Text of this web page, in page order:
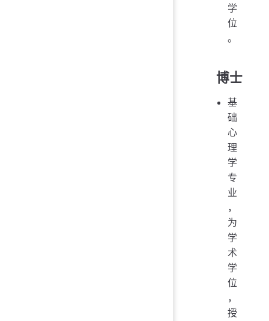
学
位
。
博士
基
础
心
理
学
专
业
，
为
学
术
学
位
，
授